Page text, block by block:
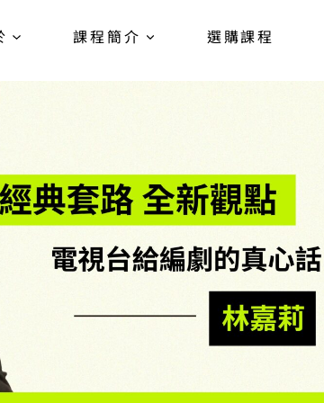
課程簡介 選購課程